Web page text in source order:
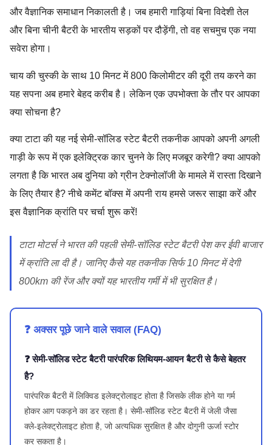
और वैज्ञानिक समाधान निकालती है। जब हमारी गाड़ियां बिना विदेशी तेल
और बिना चीनी बैटरी के भारतीय सड़कों पर दौड़ेंगी, तो वह सचमुच एक नया
सवेरा होगा।
चाय की चुस्की के साथ 10 मिनट में 800 किलोमीटर की दूरी तय करने का
यह सपना अब हमारे बेहद करीब है। लेकिन एक उपभोक्ता के तौर पर आपका
क्या सोचना है?
क्या टाटा की यह नई सेमी-सॉलिड स्टेट बैटरी तकनीक आपको अपनी अगली
गाड़ी के रूप में एक इलेक्ट्रिक कार चुनने के लिए मजबूर करेगी? क्या आपको
लगता है कि भारत अब दुनिया को ग्रीन टेक्नोलॉजी के मामले में रास्ता दिखाने
के लिए तैयार है? नीचे कमेंट बॉक्स में अपनी राय हमसे जरूर साझा करें और
इस वैज्ञानिक क्रांति पर चर्चा शुरू करें!
टाटा मोटर्स ने भारत की पहली सेमी-सॉलिड स्टेट बैटरी पेश कर ईवी बाजार
में क्रांति ला दी है। जानिए कैसे यह तकनीक सिर्फ 10 मिनट में देगी
800km की रेंज और क्यों यह भारतीय गर्मी में भी सुरक्षित है।
❓ अक्सर पूछे जाने वाले सवाल (FAQ)
❓ सेमी-सॉलिड स्टेट बैटरी पारंपरिक लिथियम-आयन बैटरी से कैसे बेहतर
है?
पारंपरिक बैटरी में लिक्विड इलेक्ट्रोलाइट होता है जिसके लीक होने या गर्म
होकर आग पकड़ने का डर रहता है। सेमी-सॉलिड स्टेट बैटरी में जेली जैसा
क्ले-इलेक्ट्रोलाइट होता है, जो अत्यधिक सुरक्षित है और दोगुनी ऊर्जा स्टोर
कर सकता है।